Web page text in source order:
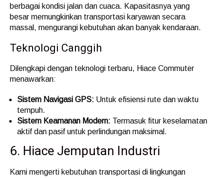
berbagai kondisi jalan dan cuaca. Kapasitasnya yang
besar memungkinkan transportasi karyawan secara
massal, mengurangi kebutuhan akan banyak kendaraan.
Teknologi Canggih
Dilengkapi dengan teknologi terbaru, Hiace Commuter
menawarkan:
Sistem Navigasi GPS: Untuk efisiensi rute dan waktu
tempuh.
Sistem Keamanan Modern: Termasuk fitur keselamatan
aktif dan pasif untuk perlindungan maksimal.
6. Hiace Jemputan Industri
Kami mengerti kebutuhan transportasi di lingkungan